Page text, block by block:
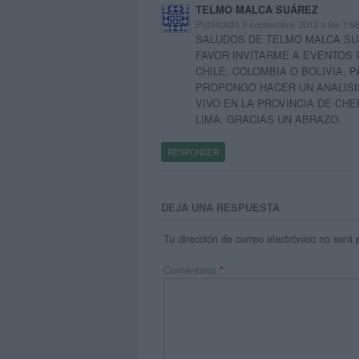
TELMO MALCA SUÁREZ
Publicado 9 septiembre, 2012 a las
SALUDOS DE TELMO MALCA
FAVOR INVITARME A
CHILE, COLOMBIA O BOLIVIA,
PROPONGO HACER UN
VIVO EN LA PROVINCIA DE
LIMA. GRACIAS UN ABRAZO.
RESPONDER
DEJA UNA RESPUESTA
Tu dirección de correo electrónico no será
Comentario *